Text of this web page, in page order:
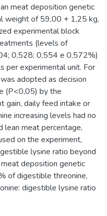
meat deposition genetic
weight of 59,00 + 1,25 kg,
experimental block
(levels of
0,528; 0,554 e 0,572%)
per experimental unit. For
adopted as decision
(P<0,05) by the
gain, daily feed intake or
increasing levels had no
lean meat percentage,
on the experiment,
lysine ratio beyond
deposition genetic
of digestible threonine,
digestible lysine ratio